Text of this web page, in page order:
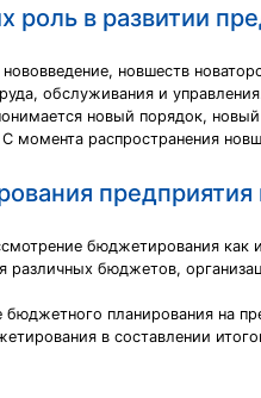
роль в развитии
новшеств
обслуживания и
новый порядок,
момента распространения
предприятия
бюджетирования как
различных бюджетов,
бюджетного планирования на
в составлении